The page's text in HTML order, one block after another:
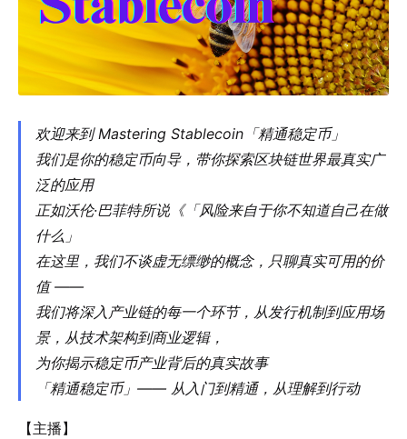
欢迎来到 Mastering Stablecoin「精通稳定币」
我们是你的稳定币向导，带你探索区块链世界最真实广
泛的应用
正如沃伦·巴菲特所说《「风险来自于你不知道自己在做
什么」
在这里，我们不谈虚无缥缈的概念，只聊真实可用的价
值 ——
我们将深入产业链的每一个环节，从发行机制到应用场
景，从技术架构到商业逻辑，
为你揭示稳定币产业背后的真实故事
「精通稳定币」—— 从入门到精通，从理解到行动
【主播】